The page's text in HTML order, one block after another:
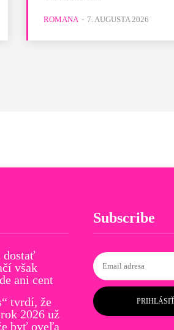
ROMANA - 7. AUGUSTA 2026
dostať
však
ani cent
tvrdí, že
2026 už
byť oveľa
Subscribe